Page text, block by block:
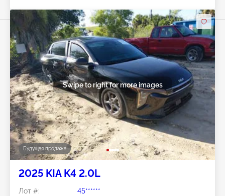
Будущая продажа
Swipe to right for more images
2025 KIA K4 2.0L
Лот #:
45******